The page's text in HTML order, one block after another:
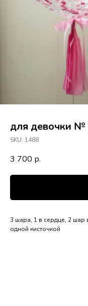
для девочки №
SKU: 1488
3 700 р.
3 шара, 1 в сердце, 2 шар
одной кисточкой